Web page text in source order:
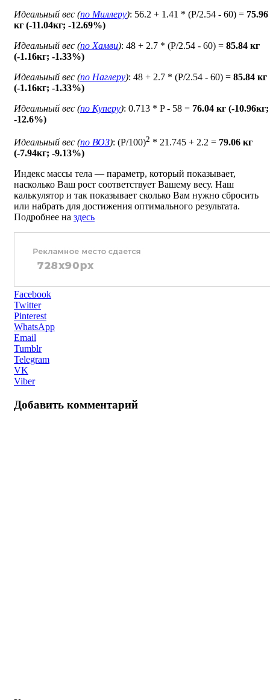
Идеальный вес (по Миллеру): 56.2 + 1.41 * (P/2.54 - 60) = 75.96
кг (-11.04кг; -12.69%)
Идеальный вес (по Хамви): 48 + 2.7 * (P/2.54 - 60) = 85.84 кг
(-1.16кг; -1.33%)
Идеальный вес (по Наглеру): 48 + 2.7 * (P/2.54 - 60) = 85.84 кг
(-1.16кг; -1.33%)
Идеальный вес (по Куперу): 0.713 * P - 58 = 76.04 кг (-10.96кг;
-12.6%)
Идеальный вес (по ВОЗ): (P/100)2 * 21.745 + 2.2 = 79.06 кг
(-7.94кг; -9.13%)
Индекс массы тела — параметр, который показывает,
насколько Ваш рост соответствует Вашему весу. Наш
калькулятор и так показывает сколько Вам нужно сбросить
или набрать для достижения оптимального результата.
Подробнее на здесь
Facebook
Twitter
Pinterest
WhatsApp
Email
Tumblr
Telegram
VK
Viber
Добавить комментарий